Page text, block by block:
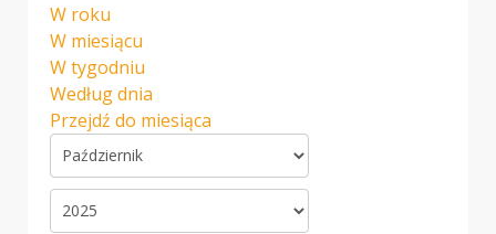
W roku
W miesiącu
W tygodniu
Według dnia
Przejdź do miesiąca